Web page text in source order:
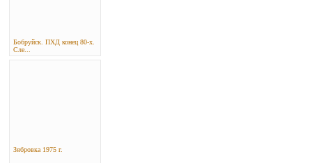
Бобруйск. ПХД конец 80-х.
Сле...
Зябровка 1975 г.